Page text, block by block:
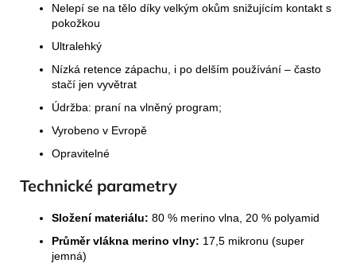
Nelepí se na tělo díky velkým okům snižujícím kontakt s
pokožkou
Ultralehký
Nízká retence zápachu, i po delším používání – často
stačí jen vyvětrat
Údržba: praní na vlněný program;
Vyrobeno v Evropě
Opravitelné
Technické parametry
Složení materiálu: 80 % merino vlna, 20 % polyamid
Průměr vlákna merino vlny: 17,5 mikronu (super
jemná)